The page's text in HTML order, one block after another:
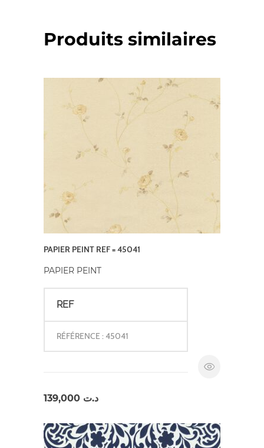
Produits similaires
PAPIER PEINT REF = 45041
PAPIER PEINT
REF
RÉFÉRENCE : 45041
د.ت